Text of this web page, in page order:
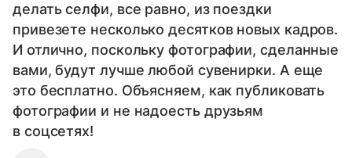
делать селфи, все равно, из поездки
привезете несколько десятков новых кадров.
И отлично, поскольку фотографии, сделанные
вами, будут лучше любой сувенирки. А еще
это бесплатно. Объясняем, как публиковать
фотографии и не надоесть друзьям
в соцсетях!